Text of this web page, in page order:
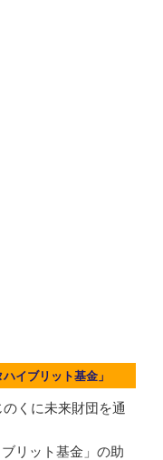
イブリット基金」
くに未来財団を通
リット基金」の助